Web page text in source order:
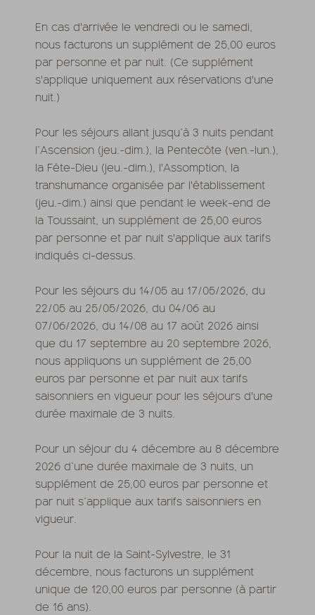
En cas d'arrivée le vendredi ou le samedi,
nous facturons un supplément de 25,00 euros
par personne et par nuit. (Ce supplément
s'applique uniquement aux réservations d'une
nuit.)
Pour les séjours allant jusqu’à 3 nuits pendant
l’Ascension (jeu.-dim.), la Pentecôte (ven.-lun.),
la Fête-Dieu (jeu.-dim.), l'Assomption, la
transhumance organisée par l'établissement
(jeu.-dim.) ainsi que pendant le week-end de
la Toussaint, un supplément de 25,00 euros
par personne et par nuit s'applique aux tarifs
indiqués ci-dessus.
Pour les séjours du 14/05 au 17/05/2026, du
22/05 au 25/05/2026, du 04/06 au
07/06/2026, du 14/08 au 17 août 2026 ainsi
que du 17 septembre au 20 septembre 2026,
nous appliquons un supplément de 25,00
euros par personne et par nuit aux tarifs
saisonniers en vigueur pour les séjours d'une
durée maximale de 3 nuits.
Pour un séjour du 4 décembre au 8 décembre
2026 d’une durée maximale de 3 nuits, un
supplément de 25,00 euros par personne et
par nuit s’applique aux tarifs saisonniers en
vigueur.
Pour la nuit de la Saint-Sylvestre, le 31
décembre, nous facturons un supplément
unique de 120,00 euros par personne (à partir
de 16 ans).